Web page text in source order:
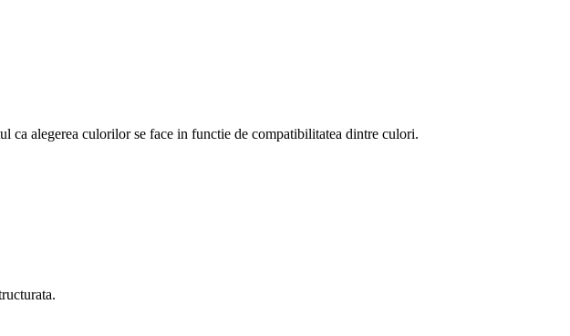
ca alegerea culorilor se face in functie de compatibilitatea dintre culori.